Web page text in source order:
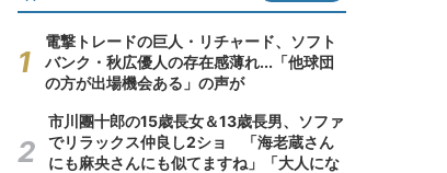
電撃トレードの巨人・リチャード、ソフト
バンク・秋広優人の存在感薄れ...「他球団
の方が出場機会ある」の声が
市川團十郎の15歳長女＆13歳長男、ソファ
でリラックス仲良し2ショ 「海老蔵さん
にも麻央さんにも似てますね」「大人にな